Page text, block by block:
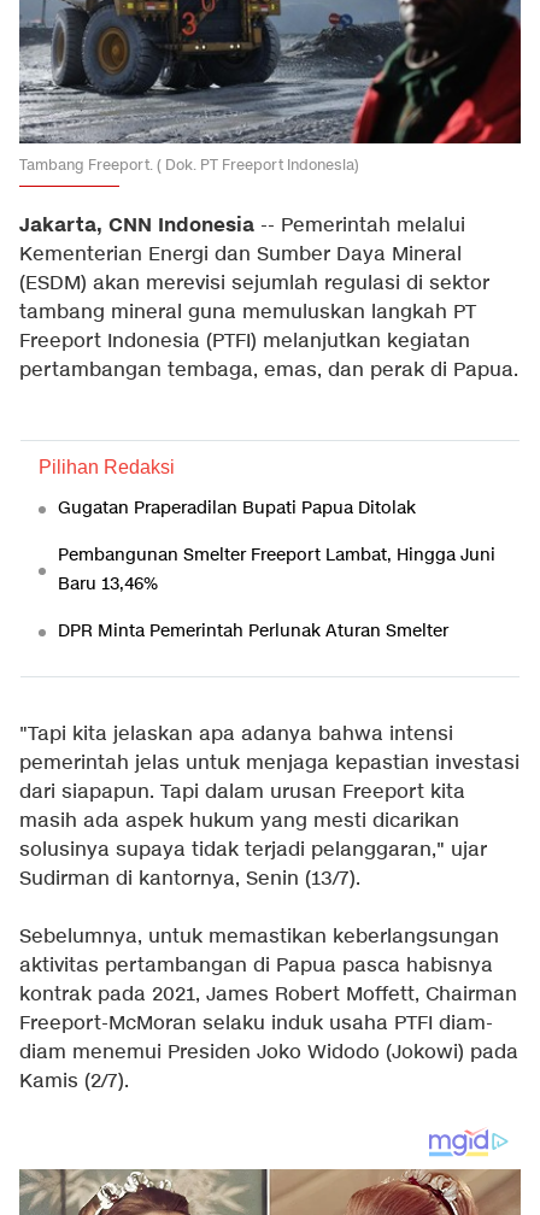
Tambang Freeport. ( Dok. PT Freeport Indonesia)
Jakarta, CNN Indonesia -- Pemerintah melalui
Kementerian Energi dan Sumber Daya Mineral
(ESDM) akan merevisi sejumlah regulasi di sektor
tambang mineral guna memuluskan langkah PT
Freeport Indonesia (PTFI) melanjutkan kegiatan
pertambangan tembaga, emas, dan perak di Papua.
Pilihan Redaksi
Gugatan Praperadilan Bupati Papua Ditolak
Pembangunan Smelter Freeport Lambat, Hingga Juni
Baru 13,46%
DPR Minta Pemerintah Perlunak Aturan Smelter
"Tapi kita jelaskan apa adanya bahwa intensi
pemerintah jelas untuk menjaga kepastian investasi
dari siapapun. Tapi dalam urusan Freeport kita
masih ada aspek hukum yang mesti dicarikan
solusinya supaya tidak terjadi pelanggaran," ujar
Sudirman di kantornya, Senin (13/7).
Sebelumnya, untuk memastikan keberlangsungan
aktivitas pertambangan di Papua pasca habisnya
kontrak pada 2021, James Robert Moffett, Chairman
Freeport-McMoran selaku induk usaha PTFI diam-
diam menemui Presiden Joko Widodo (Jokowi) pada
Kamis (2/7).